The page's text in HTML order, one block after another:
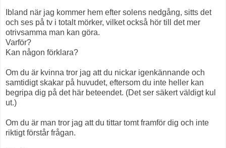
Ibland när jag kommer hem efter solens nedgång, sitts det
och ses på tv i totalt mörker, vilket också hör till det mer
otrivsamma man kan göra.
Varför?
Kan någon förklara?
Om du är kvinna tror jag att du nickar igenkännande och
samtidigt skakar på huvudet, eftersom du inte heller kan
begripa dig på det här beteendet. (Det ser säkert väldigt kul
ut.)
Om du är man tror jag att du tittar tomt framför dig och inte
riktigt förstår frågan.